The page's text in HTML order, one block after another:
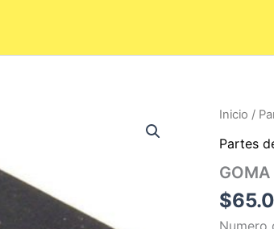
Inicio /
Partes
GOMA
$
Numero